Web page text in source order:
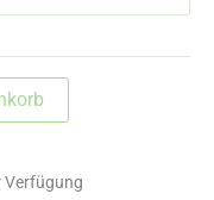
Verfügung